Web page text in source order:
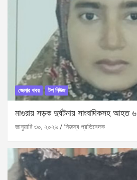
জেলার খবর টপ নিউজ
মাগুরায় সড়ক দুর্ঘটনায় সাংবাদিকসহ আহত ৬
জানুয়ারি ৩০, ২০২৬ নিজস্ব প্রতিবেদক